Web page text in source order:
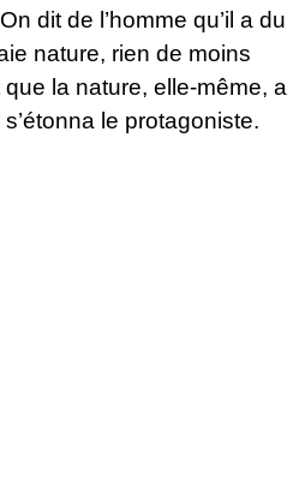
dit de l’homme qu’il a du
nature, rien de moins
la nature, elle-même, a
le protagoniste.